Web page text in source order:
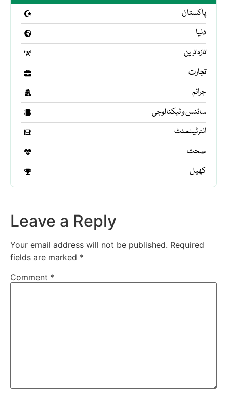
پاکستان
دنیا
تازہ ترین
تجارت
جرائم
سائنس و ٹیکنالوجی
انٹرٹینمنٹ
صحت
کھیل
Leave a Reply
Your email address will not be published. Required
fields are marked *
Comment *